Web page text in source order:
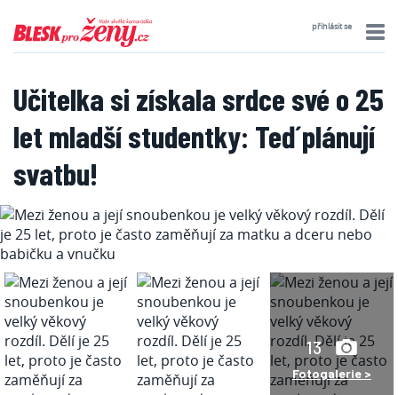
přihlásit se
Učitelka si získala srdce své o 25
let mladší studentky: Teď plánují
svatbu!
13
Fotogalerie >